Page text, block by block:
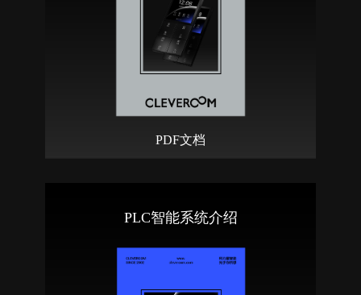
PDF文档
PLC智能系统介绍